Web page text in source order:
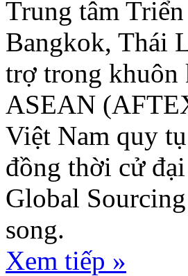
Trung tâm
Bangkok, Thái
trợ trong khuôn
ASEAN
Việt Nam quy
đồng thời cử
Global
song.
Xem tiếp »